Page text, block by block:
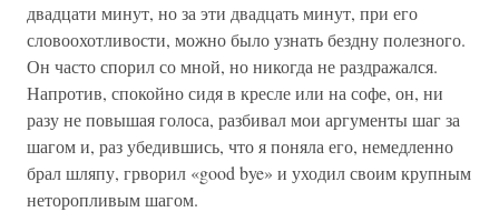
двадцати минут, но за эти двадцать минут, при его
словоохотливости, можно было узнать бездну полезного.
Он часто спорил со мной, но никогда не раздражался.
Напротив, спокойно сидя в кресле или на софе, он, ни
разу не повышая голоса, разбивал мои аргументы шаг за
шагом и, раз убедившись, что я поняла его, немедленно
брал шляпу, грворил «good bye» и уходил своим крупным
неторопливым шагом.